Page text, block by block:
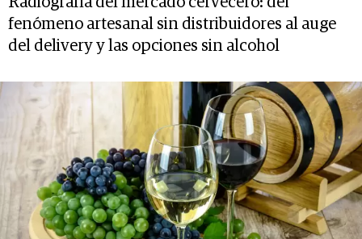
fenómeno artesanal sin distribuidores al auge
del delivery y las opciones sin alcohol